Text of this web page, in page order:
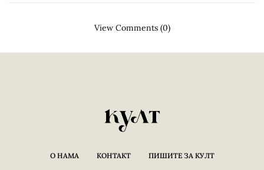
View Comments (0)
О НАМА КОНТАКТ ПИШИТЕ ЗА КУЛТ